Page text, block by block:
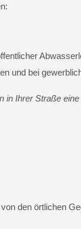
und bei
in Ihrer Straße
den örtlichen